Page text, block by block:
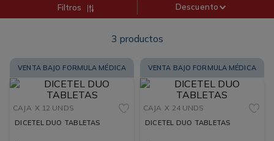
Filtros Descuento
3 productos
VENTA BAJO FORMULA MÉDICA
CAJA X 12 UNDS
DICETEL DUO TABLETAS
VENTA BAJO FORMULA MÉDICA
CAJA X 24 UNDS
DICETEL DUO TABLETAS